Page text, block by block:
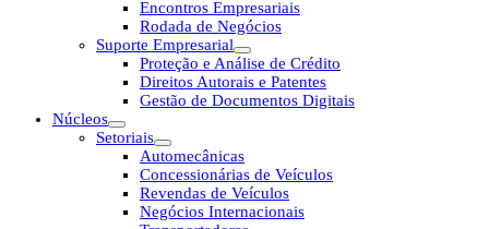
Encontros Empresariais
Rodada de Negócios
Suporte Empresarial
Proteção e Análise de Crédito
Direitos Autorais e Patentes
Gestão de Documentos Digitais
Núcleos
Setoriais
Automecânicas
Concessionárias de Veículos
Revendas de Veículos
Negócios Internacionais